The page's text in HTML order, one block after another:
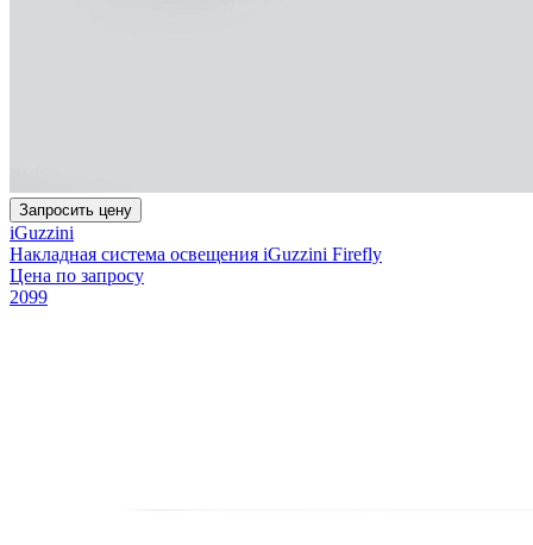
Запросить цену
iGuzzini
Накладная система освещения iGuzzini Firefly
Цена по запросу
2099